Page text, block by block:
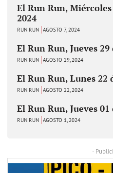
El Run Run,
2024
RUN RUN AGOSTO 7, 2024
El Run Run, Jueves
RUN RUN AGOSTO 29, 2024
El Run Run, Lunes 22
RUN RUN AGOSTO 22, 2024
El Run Run, Jueves
RUN RUN AGOSTO 1, 2024
-